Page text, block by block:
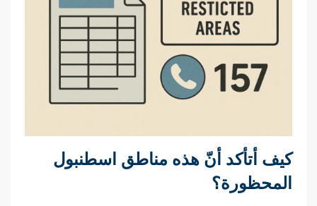
كيف أتأكد أنّ هذه مناطق اسطنبول
المحظورة؟